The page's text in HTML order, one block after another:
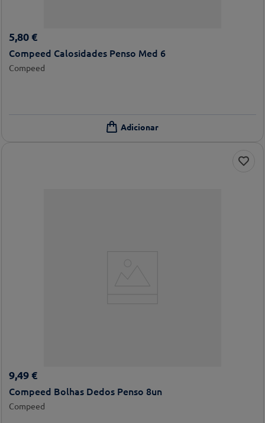
5,80 €
Compeed Calosidades Penso Med 6
Compeed
9,49 €
Compeed Bolhas Dedos Penso 8un
Compeed